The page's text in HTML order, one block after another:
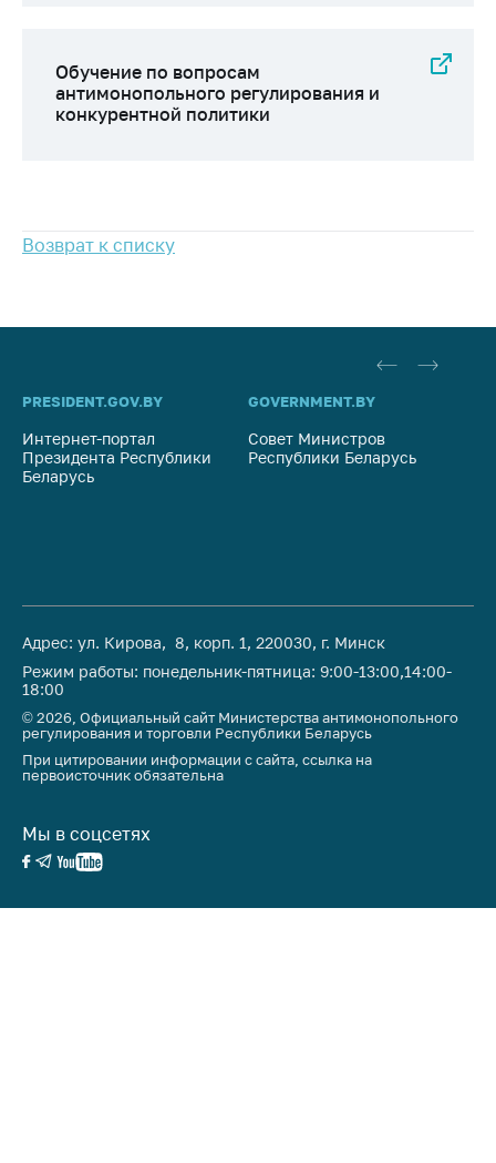
Обучение по вопросам
антимонопольного регулирования и
конкурентной политики
Возврат к списку
PRESIDENT.GOV.BY
Интернет-портал
Президента Республики
Беларусь
GOVERNMENT.BY
Совет Министров
Республики Беларусь
Адрес: ул. Кирова, 8, корп. 1, 220030, г. Минск
Режим работы: понедельник-пятница: 9:00-13:00,14:00-
18:00
© 2026, Официальный сайт Министерства антимонопольного
регулирования и торговли Республики Беларусь
При цитировании информации с сайта, ссылка на
первоисточник обязательна
Мы в соцсетях